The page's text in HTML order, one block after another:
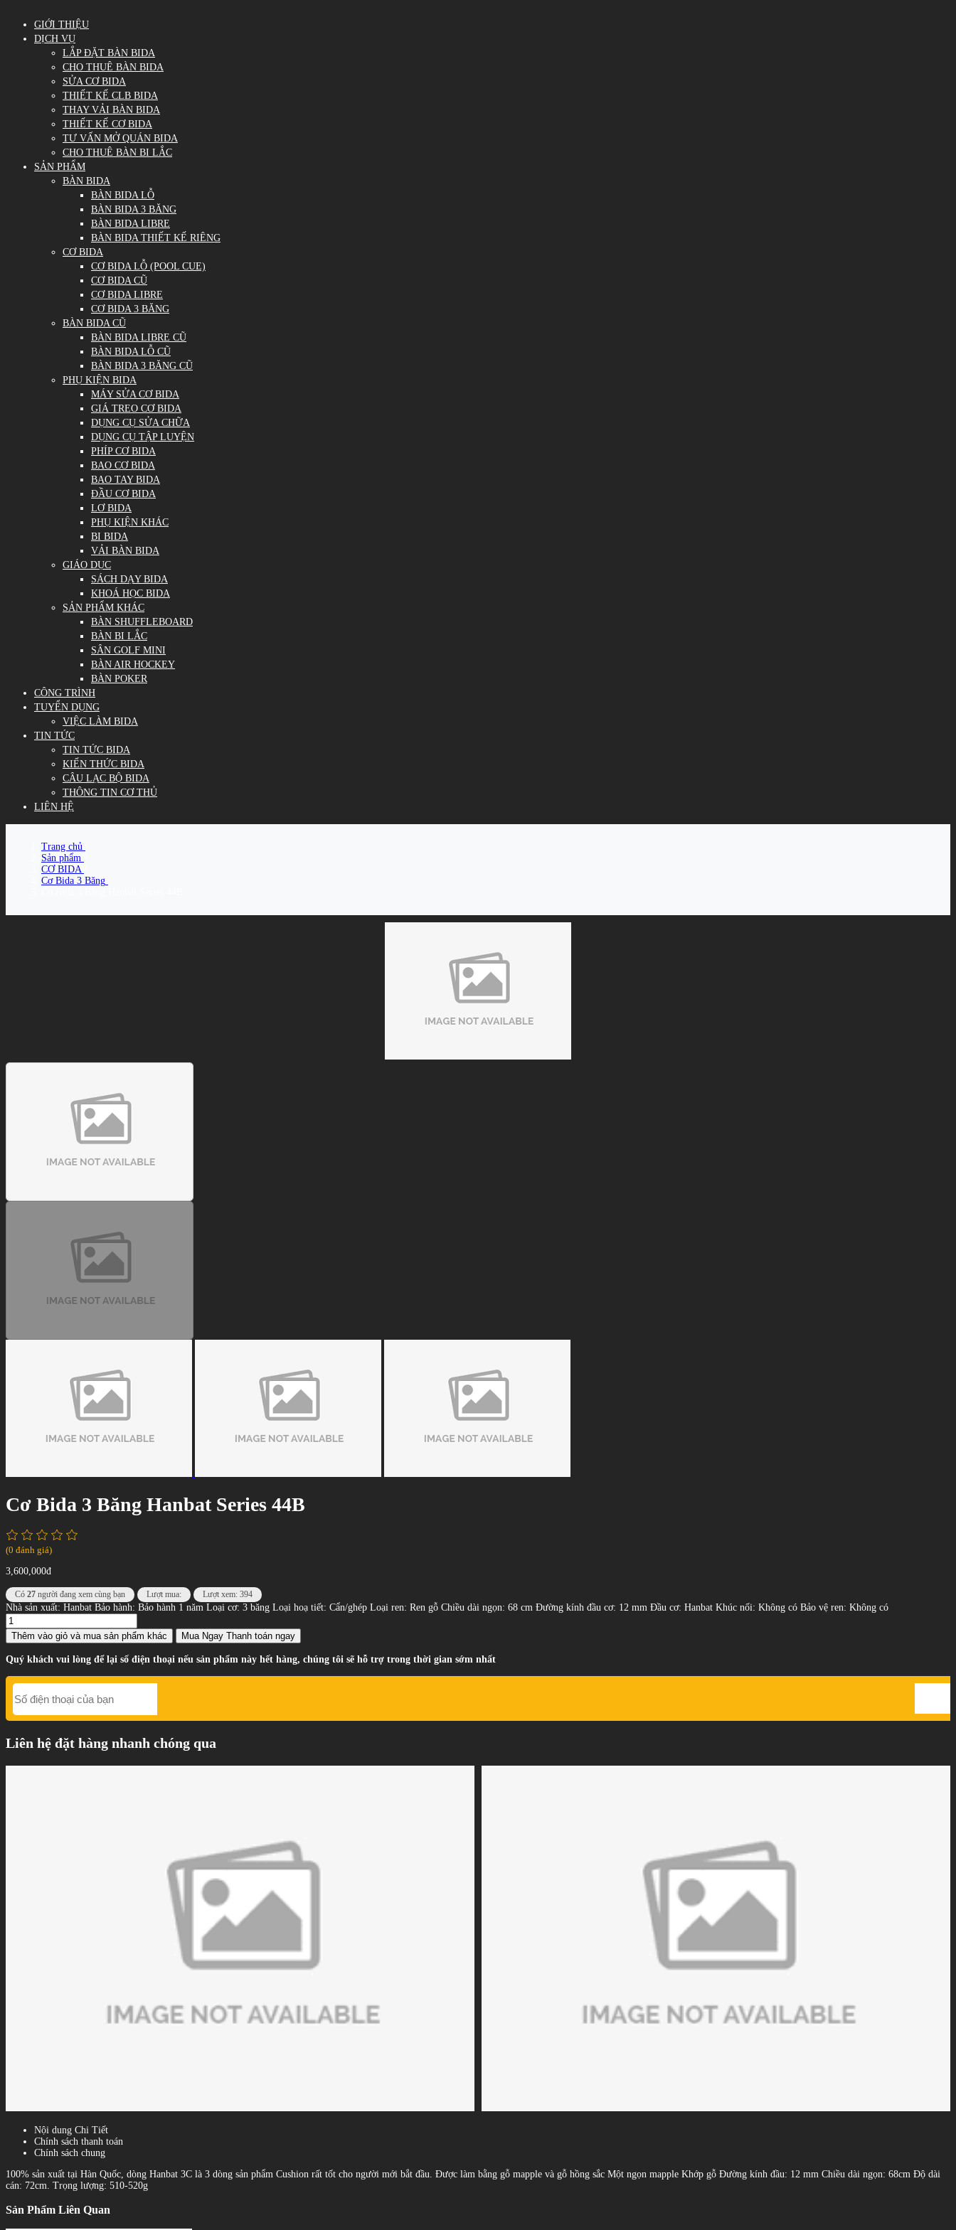
GIỚI THIỆU
DỊCH VỤ
LẮP ĐẶT BÀN BIDA
CHO THUÊ BÀN BIDA
SỬA CƠ BIDA
THIẾT KẾ CLB BIDA
THAY VẢI BÀN BIDA
THIẾT KẾ CƠ BIDA
TƯ VẤN MỞ QUÁN BIDA
CHO THUÊ BÀN BI LẮC
SẢN PHẨM
BÀN BIDA
BÀN BIDA LỖ
BÀN BIDA 3 BĂNG
BÀN BIDA LIBRE
BÀN BIDA THIẾT KẾ RIÊNG
CƠ BIDA
CƠ BIDA LỖ (POOL CUE)
CƠ BIDA CŨ
CƠ BIDA LIBRE
CƠ BIDA 3 BĂNG
BÀN BIDA CŨ
BÀN BIDA LIBRE CŨ
BÀN BIDA LỖ CŨ
BÀN BIDA 3 BĂNG CŨ
PHỤ KIỆN BIDA
MÁY SỬA CƠ BIDA
GIÁ TREO CƠ BIDA
DỤNG CỤ SỬA CHỮA
DỤNG CỤ TẬP LUYỆN
PHÍP CƠ BIDA
BAO CƠ BIDA
BAO TAY BIDA
ĐẦU CƠ BIDA
LƠ BIDA
PHỤ KIỆN KHÁC
BI BIDA
VẢI BÀN BIDA
GIÁO DỤC
SÁCH DẠY BIDA
KHOÁ HỌC BIDA
SẢN PHẨM KHÁC
BÀN SHUFFLEBOARD
BÀN BI LẮC
SÂN GOLF MINI
BÀN AIR HOCKEY
BÀN POKER
CÔNG TRÌNH
TUYỂN DỤNG
VIỆC LÀM BIDA
TIN TỨC
TIN TỨC BIDA
KIẾN THỨC BIDA
CÂU LẠC BỘ BIDA
THÔNG TIN CƠ THỦ
LIÊN HỆ
Trang chủ
Sản phẩm
CƠ BIDA
Cơ Bida 3 Băng
Cơ Bida 3 Băng Hanbat Series 44B
(0 đánh giá)
3,600,000đ
Có 27 người đang xem cùng bạn Lượt mua: Lượt xem: 394
Nhà sản xuất: Hanbat Bảo hành: Bảo hành 1 năm Loại cơ: 3 băng Loại hoạ tiết: Cẩn/ghép Loại ren: Ren gỗ Chiều dài ngọn: 68 cm Đường kính đầu cơ: 12 mm Đầu cơ: Hanbat Khúc nối: Không có Bảo vệ ren: Không có
Thêm vào giỏ và mua sản phẩm khác Mua Ngay Thanh toán ngay
Quý khách vui lòng để lại số điện thoại nếu sản phẩm này hết hàng, chúng tôi sẽ hỗ trợ trong thời gian sớm nhất
Liên hệ đặt hàng nhanh chóng qua
Nội dung Chi Tiết
Chính sách thanh toán
Chính sách chung
100% sản xuất tại Hàn Quốc, dòng Hanbat 3C là 3 dòng sản phẩm Cushion rất tốt cho người mới bắt đầu. Được làm bằng gỗ mapple và gỗ hồng sắc Một ngọn mapple Khớp gỗ Đường kính đầu: 12 mm Chiều dài ngọn: 68cm Độ dài
cán: 72cm. Trọng lượng: 510-520g
Sản Phẩm Liên Quan